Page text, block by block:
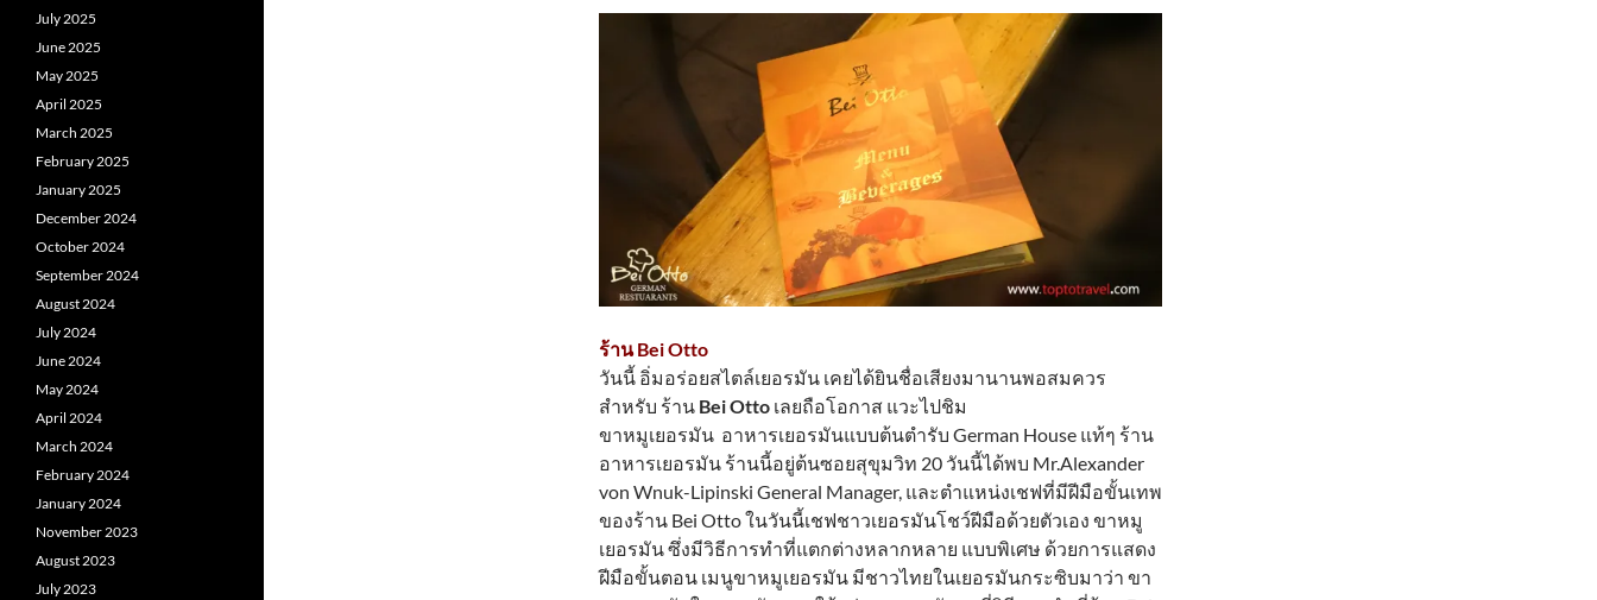
ร้าน Bei Otto
วันนี้ อิ่มอร่อยสไตล์เยอรมัน เคยได้ยินชื่อเสียงมานานพอสมควร
สำหรับ ร้าน Bei Otto เลยถือโอกาส แวะไปชิม
ขาหมูเยอรมัน อาหารเยอรมันแบบต้นตำรับ German House แท้ๆ ร้าน
อาหารเยอรมัน ร้านนี้อยู่ต้นซอยสุขุมวิท 20 วันนี้ได้พบ Mr.Alexander
von Wnuk-Lipinski General Manager, และตำแหน่งเชฟที่มีฝีมือขั้นเทพ
ของร้าน Bei Otto ในวันนี้เชฟชาวเยอรมันโชว์ฝีมือด้วยตัวเอง ขาหมู
เยอรมัน ซึ่งมีวิธีการทำที่แตกต่างหลากหลาย แบบพิเศษ ด้วยการแสดง
ฝีมือขั้นตอน เมนูขาหมูเยอรมัน มีชาวไทยในเยอรมันกระซิบมาว่า ขา
July 2025
June 2025
May 2025
April 2025
March 2025
February 2025
January 2025
December 2024
October 2024
September 2024
August 2024
July 2024
June 2024
May 2024
April 2024
March 2024
February 2024
January 2024
November 2023
August 2023
July 2023